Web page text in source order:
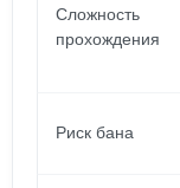
Сложность
прохождения
Риск бана